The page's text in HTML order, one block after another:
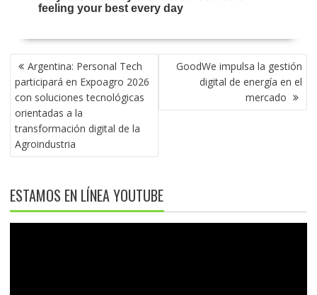
NAVEGACIÓN
DE
ENTRADAS
Argentina: Personal Tech
participará en Expoagro 2026
con soluciones tecnológicas
orientadas a la
transformación digital de la
Agroindustria
GoodWe impulsa la gestión
digital de energía en el
mercado
ESTAMOS EN LÍNEA YOUTUBE